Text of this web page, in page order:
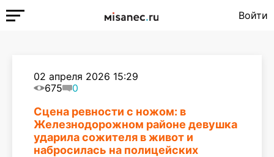
Войти
02 апреля 2026 15:29
675
0
Сцена ревности с ножом: в
Железнодорожном районе девушка
ударила сожителя в живот и
набросилась на полицейских